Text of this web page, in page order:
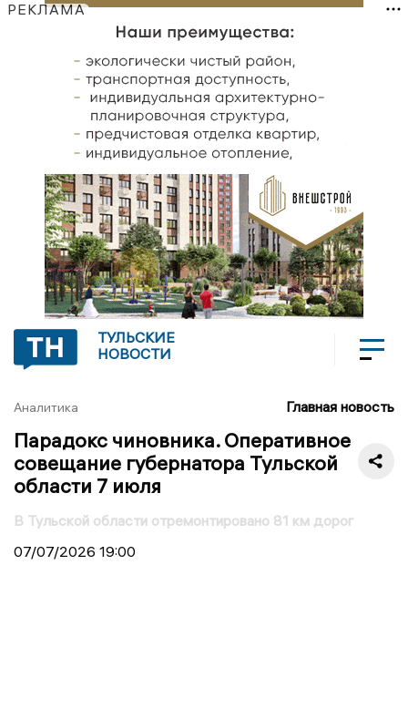
РЕКЛАМА
ТУЛЬСКИЕ
НОВОСТИ
Аналитика Главная новость
Парадокс чиновника. Оперативное
совещание губернатора Тульской
области 7 июля
В Тульской области отремонтировано 81 км дорог
07/07/2026 19:00